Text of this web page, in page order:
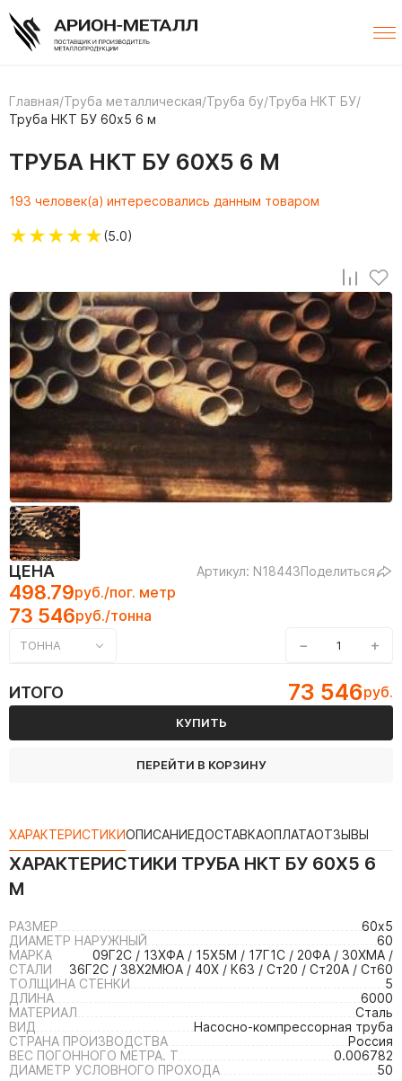
Главная/Труба металлическая/Труба бу/Труба НКТ БУ/
Труба НКТ БУ 60х5 6 м
ТРУБА НКТ БУ 60Х5 6 М
193 человек(а) интересовались данным товаром
★★★★★(5.0)
ЦЕНА Артикул: N18443Поделиться
498.79руб./пог. метр
73 546руб./тонна
ТОННА − +
ИТОГО 73 546руб.
КУПИТЬ
ПЕРЕЙТИ В КОРЗИНУ
ХАРАКТЕРИСТИКИОПИСАНИЕДОСТАВКАОПЛАТАОТЗЫВЫ
ХАРАКТЕРИСТИКИ ТРУБА НКТ БУ 60Х5 6
М
РАЗМЕР
60х5
ДИАМЕТР НАРУЖНЫЙ
60
МАРКА
СТАЛИ
09Г2С / 13ХФА / 15Х5М / 17Г1С / 20ФА / 30ХМА /
36Г2С / 38Х2МЮА / 40Х / К63 / Ст20 / Ст20А / Ст60
ТОЛЩИНА СТЕНКИ
5
ДЛИНА
6000
МАТЕРИАЛ
Сталь
ВИД
Насосно-компрессорная труба
СТРАНА ПРОИЗВОДСТВА
Россия
ВЕС ПОГОННОГО МЕТРА. Т
0.006782
ДИАМЕТР УСЛОВНОГО ПРОХОДА
50